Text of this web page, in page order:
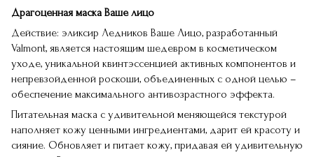
Драгоценная маска Ваше лицо
Действие: эликсир Ледников Ваше Лицо, разработанный
Valmont, является настоящим шедевром в косметическом
уходе, уникальной квинтэссенцией активных компонентов и
непревзойденной роскоши, объединенных с одной целью –
обеспечение максимального антивозрастного эффекта.
Питательная маска с удивительной меняющейся текстурой
наполняет кожу ценными ингредиентами, дарит ей красоту и
сияние. Обновляет и питает кожу, придавая ей удивительную